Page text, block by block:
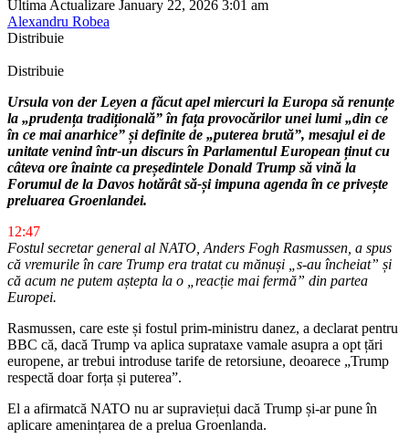
Ultima Actualizare January 22, 2026 3:01 am
Alexandru Robea
Distribuie
Distribuie
Ursula von der Leyen a făcut apel miercuri la Europa să renunțe
la „prudența tradițională” în fața provocărilor unei lumi „din ce
în ce mai anarhice” și definite de „puterea brută”, mesajul ei de
unitate venind într-un discurs în Parlamentul European ținut cu
câteva ore înainte ca președintele Donald Trump să vină la
Forumul de la Davos hotărât să-și impuna agenda în ce privește
preluarea Groenlandei.
12:47
Fostul secretar general al NATO, Anders Fogh Rasmussen, a spus
că vremurile în care Trump era tratat cu mănuși „s-au încheiat” și
că acum ne putem aștepta la o „reacție mai fermă” din partea
Europei.
Rasmussen, care este și fostul prim-ministru danez, a declarat pentru
BBC că, dacă Trump va aplica suprataxe vamale asupra a opt țări
europene, ar trebui introduse tarife de retorsiune, deoarece „Trump
respectă doar forța și puterea”.
El a afirmatcă NATO nu ar supraviețui dacă Trump și-ar pune în
aplicare amenințarea de a prelua Groenlanda.